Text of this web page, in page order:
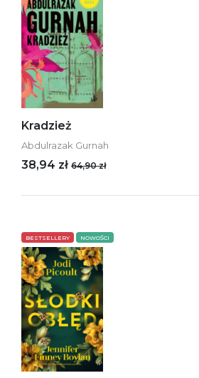
Kradzież
Abdulrazak Gurnah
38,94 zł 64,90 zł
BESTSELLERY NOWOŚCI